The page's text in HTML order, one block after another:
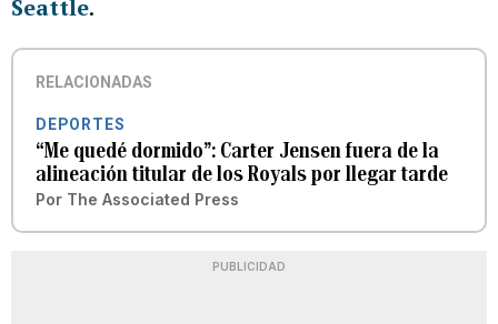
Seattle.
RELACIONADAS
DEPORTES
“Me quedé dormido”: Carter Jensen fuera de la
alineación titular de los Royals por llegar tarde
Por The Associated Press
PUBLICIDAD